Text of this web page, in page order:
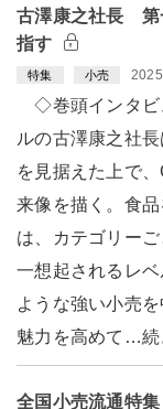
古澤康之社長 第
指す
特集 小売
◇巻頭インタ
ルの古澤康之社
を見据えた上で
来像を描く。食
は、カテゴリー
一想起されるレ
ような強い小売
魅力を高めて…続
全国小売流通特